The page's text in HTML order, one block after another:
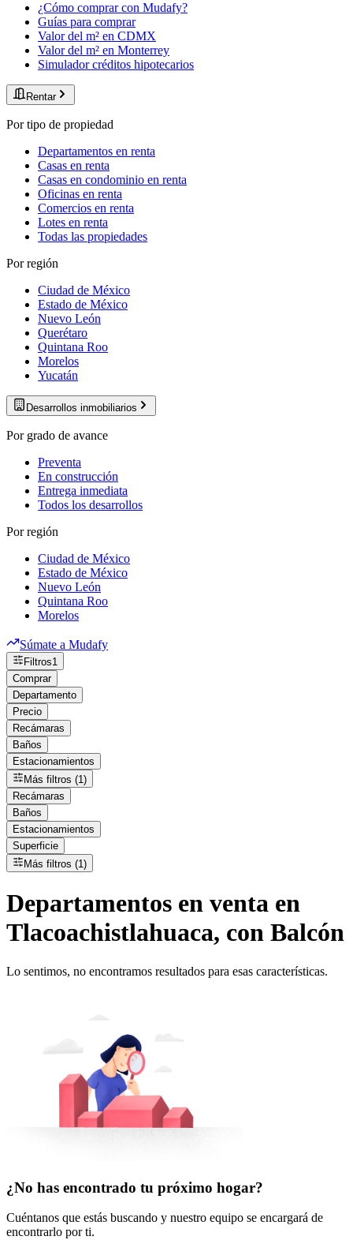
¿Cómo comprar con Mudafy?
Guías para comprar
Valor del m² en CDMX
Valor del m² en Monterrey
Simulador créditos hipotecarios
Rentar
Por tipo de propiedad
Departamentos en renta
Casas en renta
Casas en condominio en renta
Oficinas en renta
Comercios en renta
Lotes en renta
Todas las propiedades
Por región
Ciudad de México
Estado de México
Nuevo León
Querétaro
Quintana Roo
Morelos
Yucatán
Desarrollos inmobiliarios
Por grado de avance
Preventa
En construcción
Entrega inmediata
Todos los desarrollos
Por región
Ciudad de México
Estado de México
Nuevo León
Quintana Roo
Morelos
Súmate a Mudafy
Filtros1
Comprar
Departamento
Precio
Recámaras
Baños
Estacionamientos
Más filtros (1)
Recámaras
Baños
Estacionamientos
Superficie
Más filtros (1)
Departamentos en venta en
Tlacoachistlahuaca, con Balcón
Lo sentimos, no encontramos resultados para esas características.
¿No has encontrado tu próximo hogar?
Cuéntanos que estás buscando y nuestro equipo se encargará de
encontrarlo por ti.